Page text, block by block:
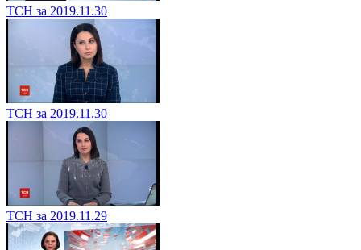
ТСН за 2019.11.30
ТСН за 2019.11.30
ТСН за 2019.11.29